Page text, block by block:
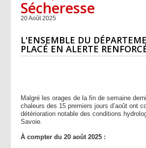
Sécheresse
20 Août 2025
L'ENSEMBLE DU
PLACÉ EN ALERTE
Malgré les orages de la fin de semaine
chaleurs des 15 premiers jours d’août ont
détérioration notable des conditions
Savoie.
À compter du 20 août 2025 :